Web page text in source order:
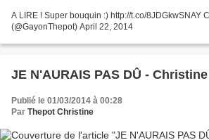
A LIRE ! Super bouquin :) http://t.co/8JDGkwSNAY
(@GayonThepot) April 22, 2014
JE N'AURAIS PAS DÛ -
Publié le 01/03/2014 à 00:28
Par Thepot Christine